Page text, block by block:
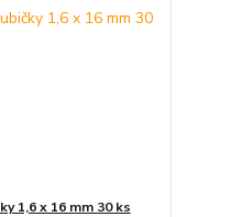
1,6 x 16 mm 30 ks